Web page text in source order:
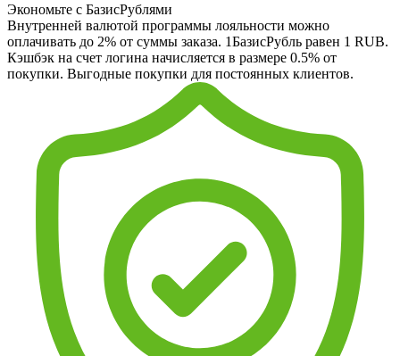
Экономьте с БазисРублями
Внутренней валютой программы лояльности можно
оплачивать до 2% от суммы заказа. 1БазисРубль равен 1 RUB.
Кэшбэк на счет логина начисляется в размере 0.5% от
покупки. Выгодные покупки для постоянных клиентов.